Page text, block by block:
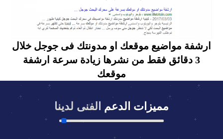
ارشفة مواضيع موقعك او مدونتك فى جوجل خلال
3 دقائق فقط من نشرها زيادة سرعة ارشفة
موقعك
مميزات الدعم الفنى لدينا